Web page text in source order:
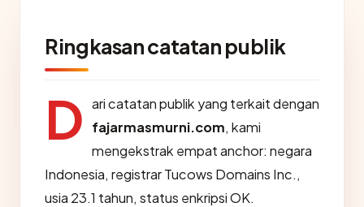
Ringkasan catatan publik
D ari catatan publik yang terkait dengan
fajarmasmurni.com, kami
mengekstrak empat anchor: negara
Indonesia, registrar Tucows Domains Inc.,
usia 23.1 tahun, status enkripsi OK.